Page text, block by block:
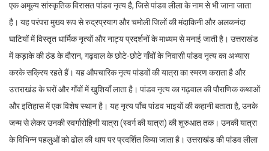
एक अमूल्य सांस्कृतिक विरासत पांडव नृत्य है, जिसे पांडव लीला के नाम से भी जाना जाता
है। यह परंपरा मुख्य रूप से रुद्रप्रयाग और चमोली जिलों की मंदाकिनी और अलकनंदा
घाटियों में विस्तृत धार्मिक नृत्यों और नाट्य प्रदर्शनों के माध्यम से मनाई जाती है। उत्तराखंड
में कड़ाके की ठंड के दौरान, गढ़वाल के छोटे-छोटे गाँवों के निवासी पांडव नृत्य का अभ्यास
करके सक्रिय रहते हैं। यह औपचारिक नृत्य पांडवों की यात्रा का स्मरण कराता है और
उत्तराखंड के घरों और गाँवों में खुशियाँ लाता है। पांडव नृत्य का गढ़वाल की पौराणिक कथाओं
और इतिहास में एक विशेष स्थान है। यह नृत्य पाँच पांडव भाइयों की कहानी बताता है, उनके
जन्म से लेकर उनकी स्वर्गारोहिणी यात्रा (स्वर्ग की यात्रा) की शुरुआत तक। उनकी यात्रा
के विभिन्न पहलुओं को ढोल की थाप पर प्रदर्शित किया जाता है। उत्तराखंड की पांडव लीला